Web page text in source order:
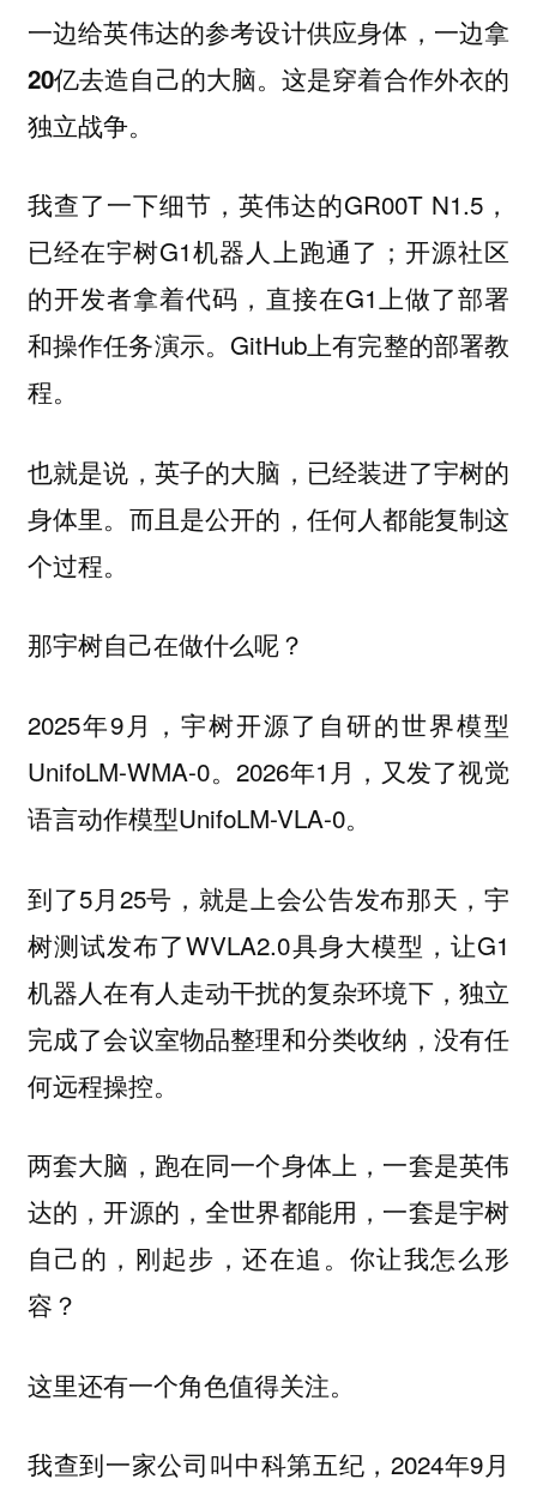
一边给英伟达的参考设计供应身体，一边拿
20亿去造自己的大脑。这是穿着合作外衣的
独立战争。
我查了一下细节，英伟达的GR00T N1.5，
已经在宇树G1机器人上跑通了；开源社区
的开发者拿着代码，直接在G1上做了部署
和操作任务演示。GitHub上有完整的部署教
程。
也就是说，英子的大脑，已经装进了宇树的
身体里。而且是公开的，任何人都能复制这
个过程。
那宇树自己在做什么呢？
2025年9月，宇树开源了自研的世界模型
UnifoLM-WMA-0。2026年1月，又发了视觉
语言动作模型UnifoLM-VLA-0。
到了5月25号，就是上会公告发布那天，宇
树测试发布了WVLA2.0具身大模型，让G1
机器人在有人走动干扰的复杂环境下，独立
完成了会议室物品整理和分类收纳，没有任
何远程操控。
两套大脑，跑在同一个身体上，一套是英伟
达的，开源的，全世界都能用，一套是宇树
自己的，刚起步，还在追。你让我怎么形
容？
这里还有一个角色值得关注。
我查到一家公司叫中科第五纪，2024年9月